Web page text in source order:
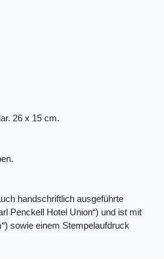
26 x 15 cm.
handschriftlich ausgeführte
Penckell Hotel Union“) und ist mit
sowie einem Stempelaufdruck